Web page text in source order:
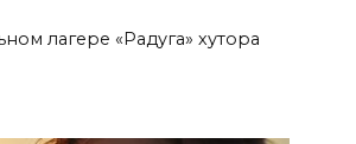
лагере «Радуга» хутора